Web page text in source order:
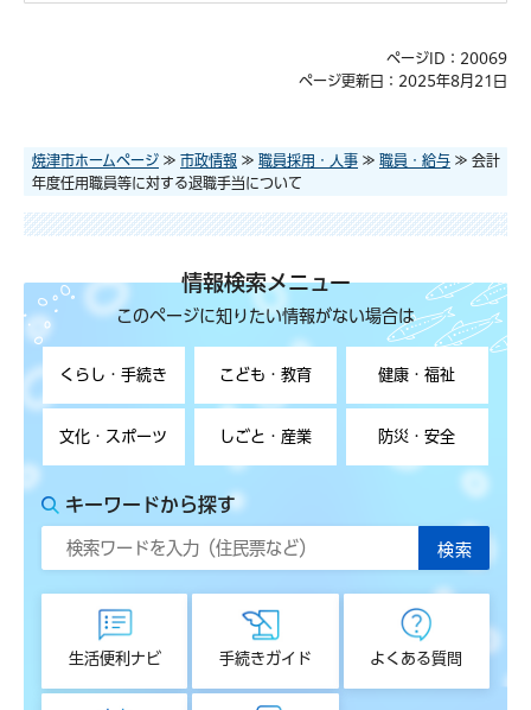
ページID：20069
ページ更新日：2025年8月21日
焼津市ホームページ ≫ 市政情報 ≫ 職員採用・人事 ≫ 職員・給与 ≫ 会計
年度任用職員等に対する退職手当について
情報検索メニュー
このページに知りたい情報がない場合は
くらし・手続き こども・教育 健康・福祉
文化・スポーツ しごと・産業 防災・安全
キーワードから探す
生活便利ナビ 手続きガイド よくある質問